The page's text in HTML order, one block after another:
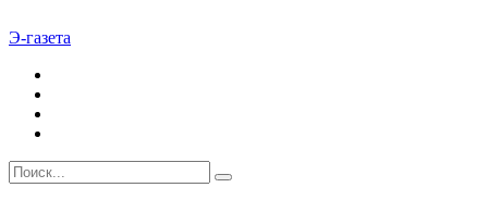
Э-газета